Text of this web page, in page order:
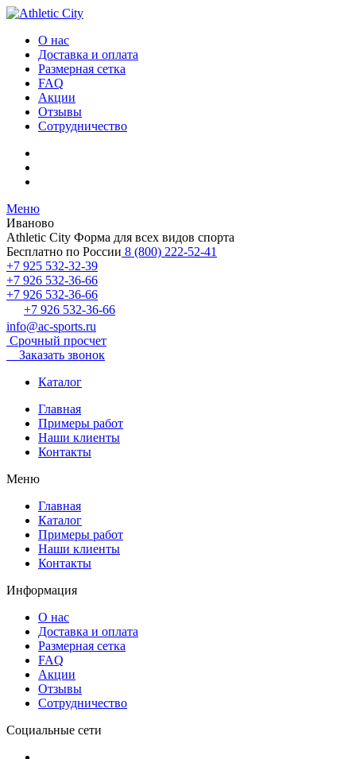
О нас
Доставка и оплата
Размерная сетка
FAQ
Акции
Отзывы
Сотрудничество
Меню
Иваново
Athletic City Форма для всех видов спорта
Бесплатно по России 8 (800) 222-52-41
+7 925 532-32-39
+7 926 532-36-66
+7 926 532-36-66
+7 926 532-36-66
info@ac-sports.ru
Срочный просчет
Заказать звонок
Каталог
Главная
Примеры работ
Наши клиенты
Контакты
Меню
Главная
Каталог
Примеры работ
Наши клиенты
Контакты
Информация
О нас
Доставка и оплата
Размерная сетка
FAQ
Акции
Отзывы
Сотрудничество
Социальные сети